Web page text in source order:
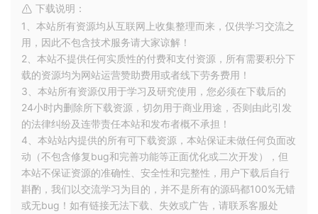
下载说明：
1、本站所有资源均从互联网上收集整理而来，仅供学习交流之
用，因此不包含技术服务请大家谅解！
2、本站不提供任何实质性的付费和支付资源，所有需要积分下
载的资源均为网站运营赞助费用或者线下劳务费用！
3、本站所有资源仅用于学习及研究使用，您必须在下载后的
24小时内删除所下载资源，切勿用于商业用途，否则由此引发
的法律纠纷及连带责任本站和发布者概不承担！
4、本站站内提供的所有可下载资源，本站保证未做任何负面改
动（不包含修复bug和完善功能等正面优化或二次开发），但
本站不保证资源的准确性、安全性和完整性，用户下载后自行
斟酌，我们以交流学习为目的，并不是所有的源码都100%无错
或无bug！如有链接无法下载、失效或广告，请联系客服处